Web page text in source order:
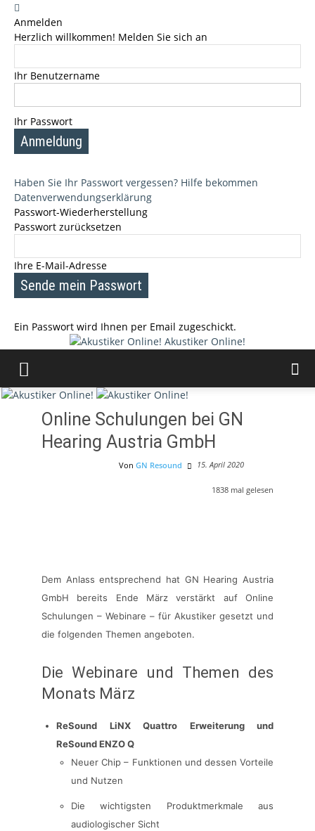
Anmelden
Herzlich willkommen! Melden Sie sich an
Ihr Benutzername
Ihr Passwort
Haben Sie Ihr Passwort vergessen? Hilfe bekommen
Datenverwendungserklärung
Passwort-Wiederherstellung
Passwort zurücksetzen
Ihre E-Mail-Adresse
Ein Passwort wird Ihnen per Email zugeschickt.
Akustiker Online!
Online Schulungen bei GN
Hearing Austria GmbH
Von GN Resound 15. April 2020
1838 mal gelesen
Dem Anlass entsprechend hat GN Hearing Austria
GmbH bereits Ende März verstärkt auf Online
Schulungen – Webinare – für Akustiker gesetzt und
die folgenden Themen angeboten.
Die Webinare und Themen des
Monats März
ReSound LiNX Quattro Erweiterung und
ReSound ENZO Q
Neuer Chip – Funktionen und dessen Vorteile
und Nutzen
Die wichtigsten Produktmerkmale aus
audiologischer Sicht